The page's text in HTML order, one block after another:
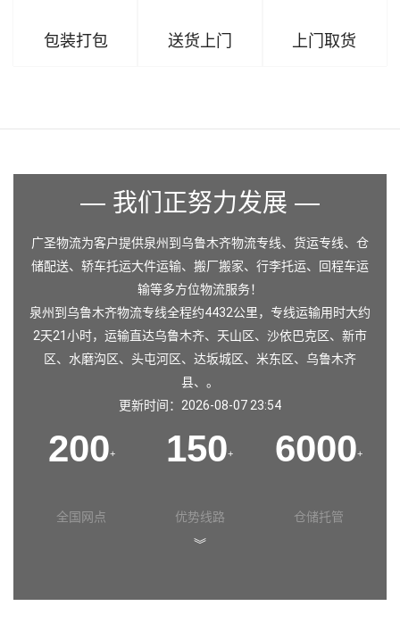
包装打包 送货上门 上门取货
— 我们正努力发展 —
广圣物流为客户提供泉州到乌鲁木齐物流专线、货运专线、仓
储配送、轿车托运大件运输、搬厂搬家、行李托运、回程车运
输等多方位物流服务！
泉州到乌鲁木齐物流专线全程约4432公里，专线运输用时大约
2天21小时，运输直达乌鲁木齐、天山区、沙依巴克区、新市
区、水磨沟区、头屯河区、达坂城区、米东区、乌鲁木齐
县、。
更新时间：2026-08-07 23:54
200+
全国网点
150+
优势线路
6000+
仓储托管
︾